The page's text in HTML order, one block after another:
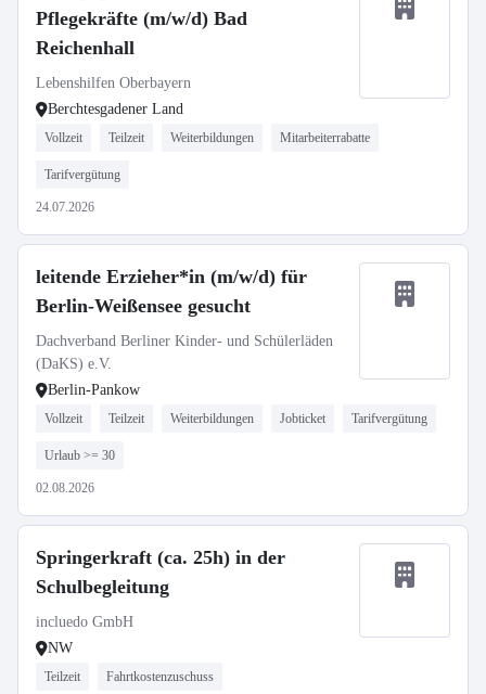
Pflegekräfte (m/w/d) Bad
Reichenhall
Lebenshilfen Oberbayern
Berchtesgadener Land
Vollzeit Teilzeit Weiterbildungen Mitarbeiterrabatte
Tarifvergütung
24.07.2026
leitende Erzieher*in (m/w/d) für
Berlin-Weißensee gesucht
Dachverband Berliner Kinder- und Schülerläden
(DaKS) e.V.
Berlin-Pankow
Vollzeit Teilzeit Weiterbildungen Jobticket Tarifvergütung
Urlaub >= 30
02.08.2026
Springerkraft (ca. 25h) in der
Schulbegleitung
incluedo GmbH
NW
Teilzeit Fahrtkostenzuschuss